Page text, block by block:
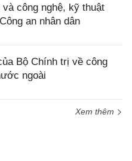
công nghệ, kỹ thuật
an nhân dân
Bộ Chính trị về công
ngoài
Xem thêm